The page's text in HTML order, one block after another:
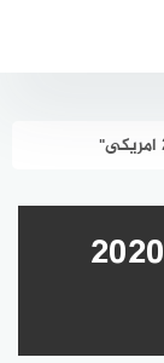
انتريهات مودرن 2020